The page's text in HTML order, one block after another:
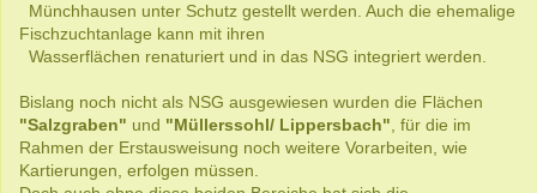
Münchhausen unter Schutz gestellt werden. Auch die ehemalige
Fischzuchtanlage kann mit ihren
Wasserflächen renaturiert und in das NSG integriert werden.
Bislang noch nicht als NSG ausgewiesen wurden die Flächen
"Salzgraben" und "Müllerssohl/ Lippersbach", für die im
Rahmen der Erstausweisung noch weitere Vorarbeiten, wie
Kartierungen, erfolgen müssen.